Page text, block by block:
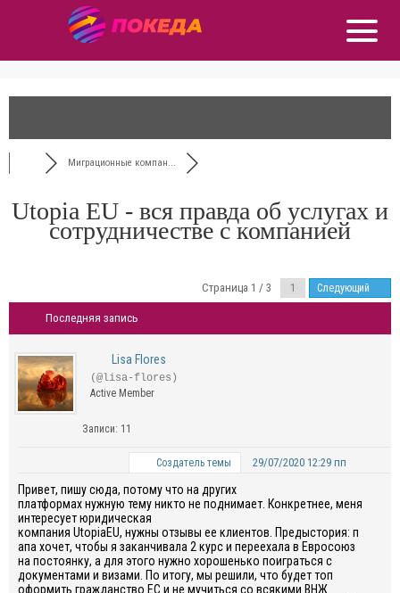
Миграционные компан...
Utopia EU - вся правда об услугах и
сотрудничестве с компанией
Страница 1 / 3 Следующий
Последняя запись
Lisa Flores
(@lisa-flores)
Active Member
Записи: 11
Создатель темы 29/07/2020 12:29 пп
Привет, пишу сюда, потому что на других
платформахнужную темуникто не поднимает. Конкретнее, меня
интересует юридическая
компания UtopiaEU, нужны отзывы ее клиентов Предыстория: п
апа хочет, чтобы я заканчивала 2 курс и переехала в Евросоюз
на постоянку, а для этого нужно хорошенько поиграться с
документами и визами. По итогу, мы решили, что будет топ
оформить гражданство ЕС и не мучиться со всякими ВНЖ